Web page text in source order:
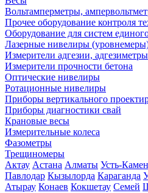
Вольтамперметры,
Прочее оборудование контроля
Оборудование для систем
Лазерные нивелиры
Измерители адгезии, адгезиметры
Измерители прочности бетона
Оптические нивелиры
Ротационные нивелиры
Приборы вертикального
Приборы диагностики свай
Крановые весы
Измерительные колеса
Фазометры
Трещиномеры
Актау Астана Алматы Усть-
Павлодар Кызылорда Караганда
Атырау Конаев Кокшетау Семей